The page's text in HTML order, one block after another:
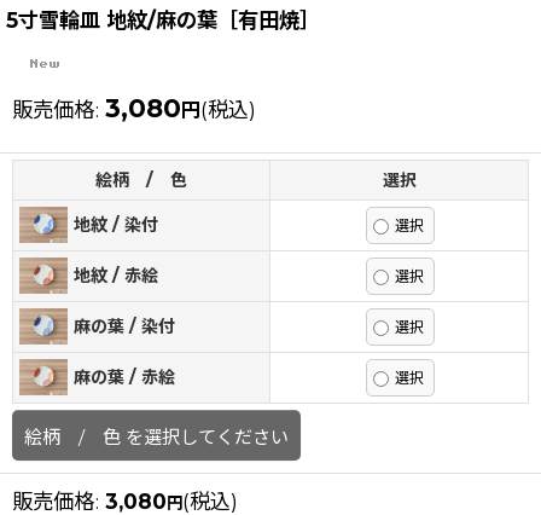
5寸雪輪皿 地紋/麻の葉［有田焼］
販売価格: 3,080円(税込)
絵柄 / 色 選択
地紋 / 染付
地紋 / 赤絵
麻の葉 / 染付
麻の葉 / 赤絵
絵柄 / 色 を選択してください
販売価格: 3,080円(税込)